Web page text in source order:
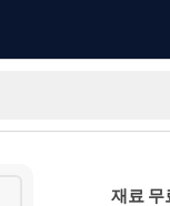
재료 무